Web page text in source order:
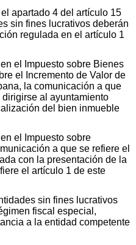
apartado 4 del artículo 15
sin fines lucrativos deberán
regulada en el artículo 1
el Impuesto sobre Bienes
el Incremento de Valor de
la comunicación a que
al ayuntamiento
del bien inmueble
el Impuesto sobre
a que se refiere el
con la presentación de la
el artículo 1 de este
sin fines lucrativos
fiscal especial,
a la entidad competente